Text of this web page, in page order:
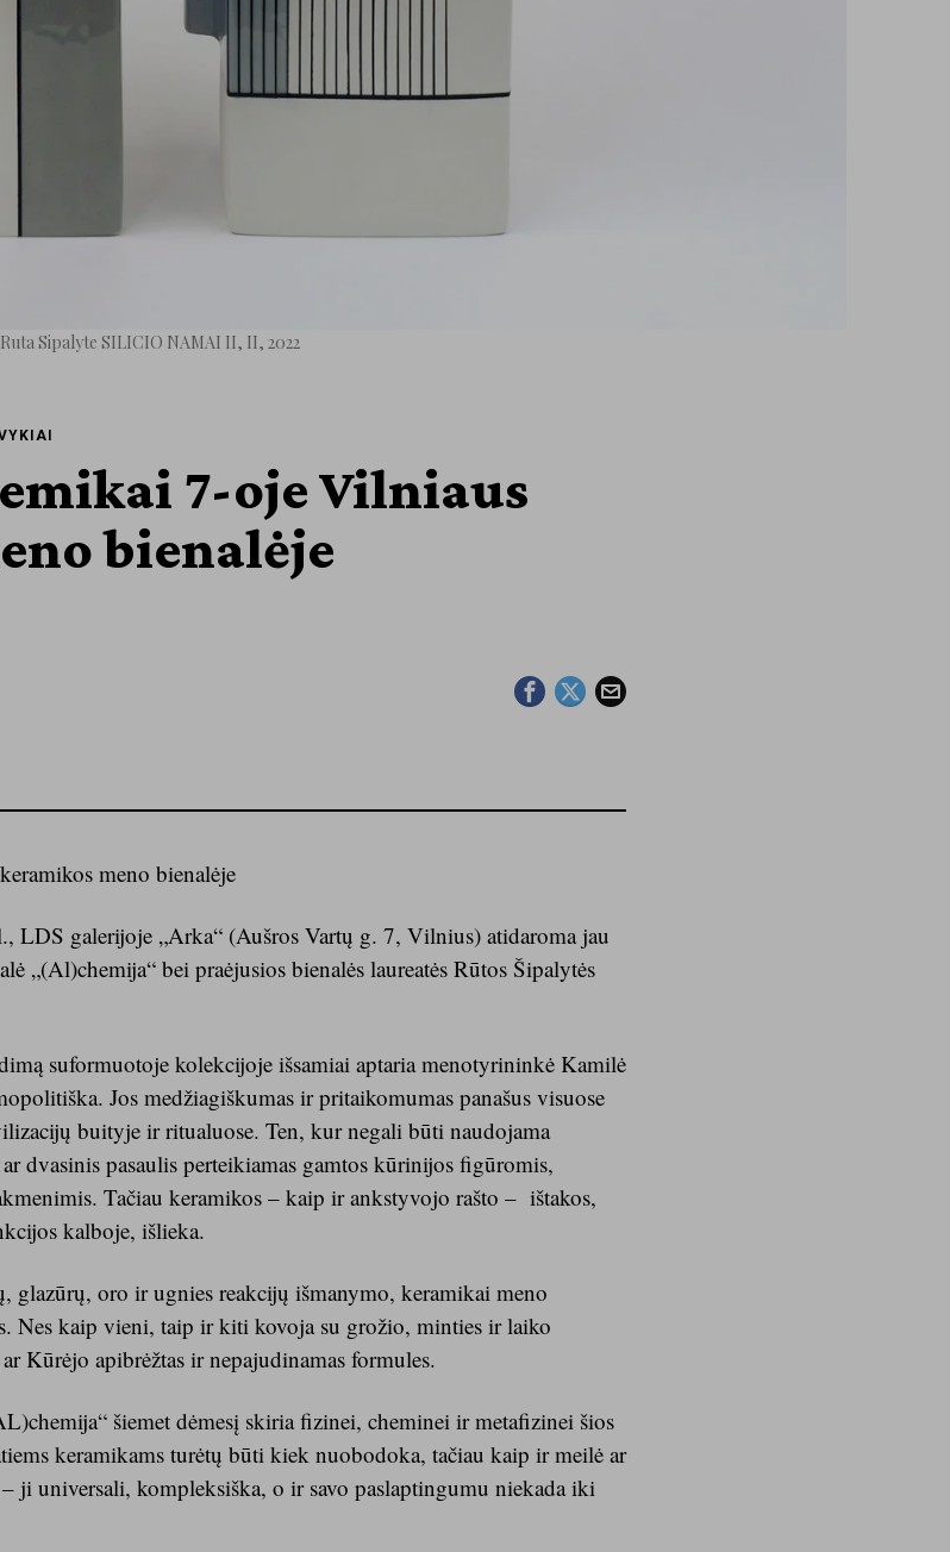
Ruta Sipalyte SILICIO NAMAI II, II, 2022
7-oje Vilniaus
bienalėje
meno bienalėje
LDS galerijoje „Arka“ (Aušros Vartų g. 7, Vilnius) atidaroma jau
„(Al)chemija“ bei praėjusios bienalės laureatės Rūtos Šipalytės
suformuotoje kolekcijoje išsamiai aptaria menotyrininkė Kamilė
Jos medžiagiškumas ir pritaikomumas panašus visuose
buityje ir ritualuose. Ten, kur negali būti naudojama
dvasinis pasaulis perteikiamas gamtos kūrinijos figūromis,
Tačiau keramikos – kaip ir ankstyvojo rašto – ištakos,
kalboje, išlieka.
glazūrų, oro ir ugnies reakcijų išmanymo, keramikai meno
Nes kaip vieni, taip ir kiti kovoja su grožio, minties ir laiko
Kūrėjo apibrėžtas ir nepajudinamas formules.
šiemet dėmesį skiria fizinei, cheminei ir metafizinei šios
keramikams turėtų būti kiek nuobodoka, tačiau kaip ir meilė ar
ji universali, kompleksiška, o ir savo paslaptingumu niekada iki